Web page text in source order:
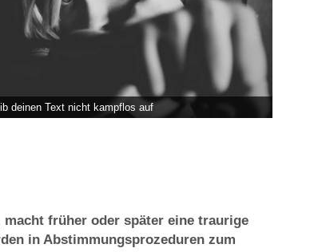
deinen Text nicht kampflos auf
früher oder später eine traurige
in Abstimmungsprozeduren zum